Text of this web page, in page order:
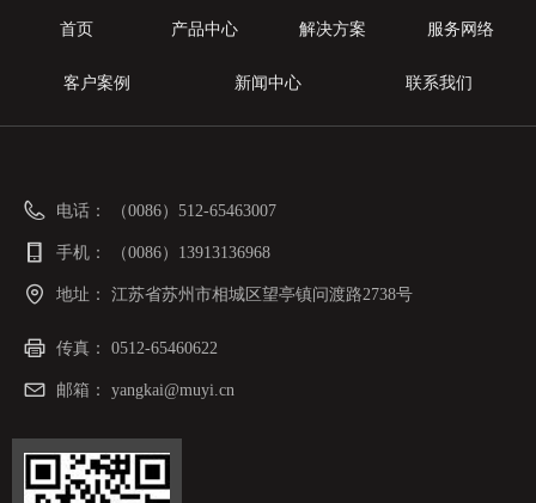
首页 产品中心 解决方案 服务网络
客户案例 新闻中心 联系我们
电话： （0086）512-65463007
手机： （0086）13913136968
地址： 江苏省苏州市相城区望亭镇问渡路2738号
传真： 0512-65460622
邮箱： yangkai@muyi.cn